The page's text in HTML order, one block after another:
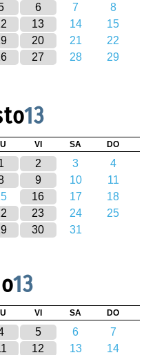
6 7
8
13 14
15
20 21
22
27 28
29
13
VI SA DO
2 3
4
9 10
11
16 17
18
23 24
25
30 31
13
VI SA DO
5 6
7
12 13
14